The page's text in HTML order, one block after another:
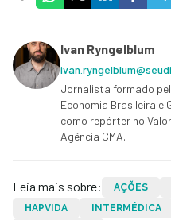
Ivan Ryngelblum
Jornalista formado
Economia Brasileira e
como repórter no
Agência CMA.
Leia mais sobre: AÇÕES
HAPVIDA
INTERMÉDICA